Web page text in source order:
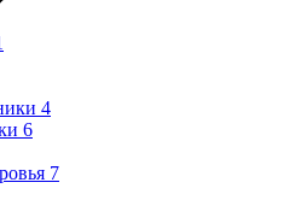
4
6
7